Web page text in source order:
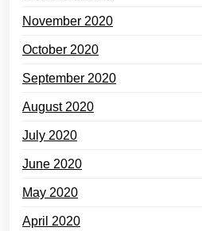
November 2020
October 2020
September 2020
August 2020
July 2020
June 2020
May 2020
April 2020